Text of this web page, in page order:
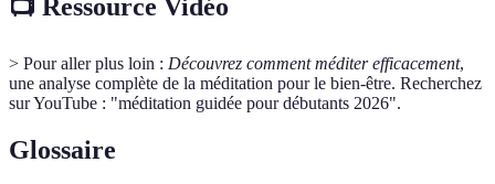
📺 Ressource Vidéo
> Pour aller plus loin : Découvrez comment méditer efficacement,
une analyse complète de la méditation pour le bien-être. Recherchez
sur YouTube : "méditation guidée pour débutants 2026".
Glossaire